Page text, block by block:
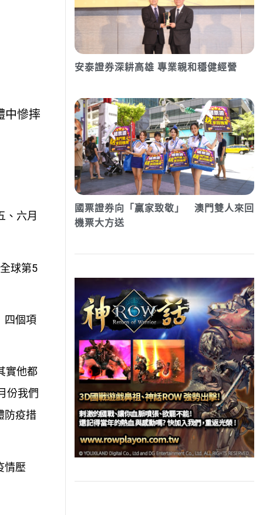
中慘摔
、六月
球第5
四個項
實他都
份我們
防疫措
情壓
安泰證券深耕高雄 專業親和穩健經營
國票證券向「贏家致敬」 澳門雙人來回
機票大方送